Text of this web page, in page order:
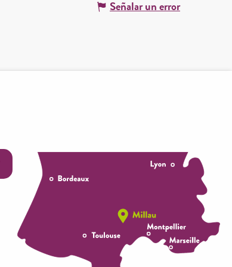
Señalar un error